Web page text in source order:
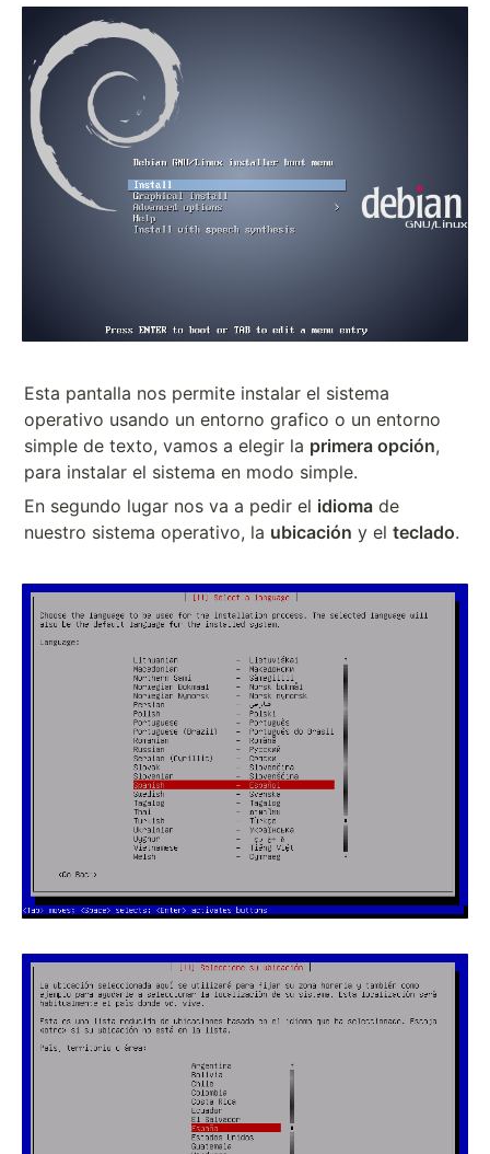
Esta pantalla nos permite instalar el sistema
operativo usando un entorno grafico o un entorno
simple de texto, vamos a elegir la primera opción,
para instalar el sistema en modo simple.
En segundo lugar nos va a pedir el idioma de
nuestro sistema operativo, la ubicación y el teclado.